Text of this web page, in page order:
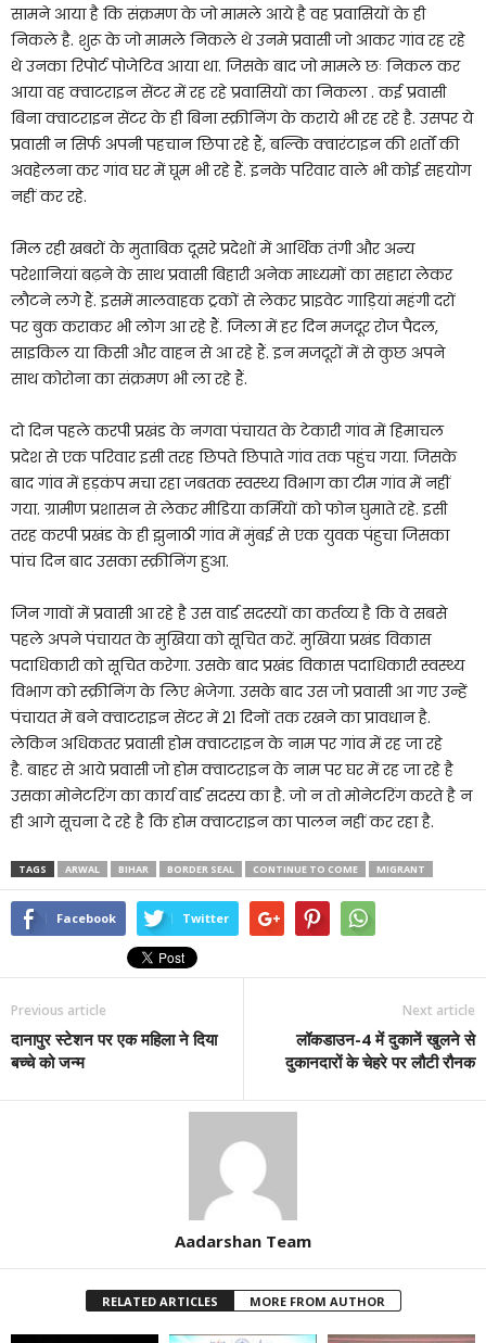
सामने आया है कि संक्रमण के जो मामले आये है वह प्रवासियों के ही
निकले है. शुरू के जो मामले निकले थे उनमे प्रवासी जो आकर गांव रह रहे
थे उनका रिपोर्ट पोजेटिव आया था. जिसके बाद जो मामले छः निकल कर
आया वह क्वाटराइन सेंटर में रह रहे प्रवासियों का निकला . कई प्रवासी
बिना क्वाटराइन सेंटर के ही बिना स्क्रीनिंग के कराये भी रह रहे है. उसपर ये
प्रवासी न सिर्फ अपनी पहचान छिपा रहे हैं, बल्कि क्वारंटाइन की शर्तों की
अवहेलना कर गांव घर में घूम भी रहे हैं. इनके परिवार वाले भी कोई सहयोग
नहीं कर रहे.
मिल रही खबरों के मुताबिक दूसरे प्रदेशों में आर्थिक तंगी और अन्य
परेशानियां बढ़ने के साथ प्रवासी बिहारी अनेक माध्यमों का सहारा लेकर
लौटने लगे हैं. इसमें मालवाहक ट्रकों से लेकर प्राइवेट गाड़ियां महंगी दरों
पर बुक कराकर भी लोग आ रहे हैं. जिला में हर दिन मजदूर रोज पैदल,
साइकिल या किसी और वाहन से आ रहे हैं. इन मजदूरों में से कुछ अपने
साथ कोरोना का संक्रमण भी ला रहे हैं.
दो दिन पहले करपी प्रखंड के नगवा पंचायत के टेकारी गांव में हिमाचल
प्रदेश से एक परिवार इसी तरह छिपते छिपाते गांव तक पहुंच गया. जिसके
बाद गांव में हड़कंप मचा रहा जबतक स्वस्थ्य विभाग का टीम गांव में नहीं
गया. ग्रामीण प्रशासन से लेकर मीडिया कर्मियों को फोन घुमाते रहे. इसी
तरह करपी प्रखंड के ही झुनाठी गांव में मुंबई से एक युवक पंहुचा जिसका
पांच दिन बाद उसका स्क्रीनिंग हुआ.
जिन गावों में प्रवासी आ रहे है उस वार्ड सदस्यों का कर्तव्य है कि वे सबसे
पहले अपने पंचायत के मुखिया को सूचित करें. मुखिया प्रखंड विकास
पदाधिकारी को सूचित करेगा. उसके बाद प्रखंड विकास पदाधिकारी स्वस्थ्य
विभाग को स्क्रीनिंग के लिए भेजेगा. उसके बाद उस जो प्रवासी आ गए उन्हें
पंचायत में बने क्वाटराइन सेंटर में 21 दिनों तक रखने का प्रावधान है.
लेकिन अधिकतर प्रवासी होम क्वाटराइन के नाम पर गांव में रह जा रहे
है. बाहर से आये प्रवासी जो होम क्वाटराइन के नाम पर घर में रह जा रहे है
उसका मोनेटरिंग का कार्य वार्ड सदस्य का है. जो न तो मोनेटरिंग करते है न
ही आगे सूचना दे रहे है कि होम क्वाटराइन का पालन नहीं कर रहा है.
TAGS ARWAL BIHAR BORDER SEAL CONTINUE TO COME MIGRANT
Facebook Twitter
Previous article
दानापुर स्टेशन पर एक महिला ने दिया
बच्चे को जन्म
Next article
लॉकडाउन-4 में दुकानें खुलने से
दुकानदारों के चेहरे पर लौटी रौनक
Aadarshan Team
RELATED ARTICLES MORE FROM AUTHOR